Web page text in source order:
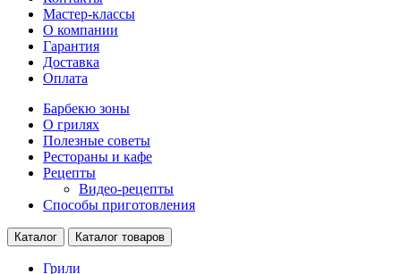
Мастер-классы
О компании
Гарантия
Доставка
Оплата
Барбекю зоны
О грилях
Полезные советы
Рестораны и кафе
Рецепты
Видео-рецепты
Способы приготовления
Каталог Каталог товаров
Грили